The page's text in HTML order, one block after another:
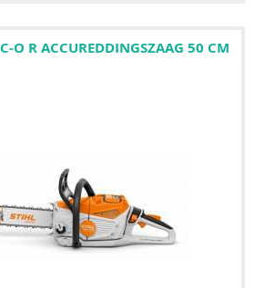
O R ACCUREDDINGSZAAG 50 CM